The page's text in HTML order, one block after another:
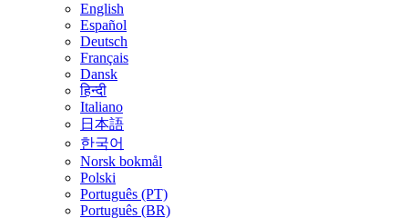
English
Español
Deutsch
Français
Dansk
हिन्दी
Italiano
日本語
한국어
Norsk bokmål
Polski
Português (PT)
Português (BR)